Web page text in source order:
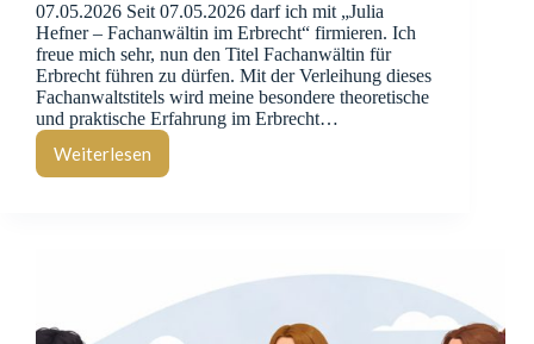
07.05.2026 Seit 07.05.2026 darf ich mit „Julia
Hefner – Fachanwältin im Erbrecht“ firmieren. Ich
freue mich sehr, nun den Titel Fachanwältin für
Erbrecht führen zu dürfen. Mit der Verleihung dieses
Fachanwaltstitels wird meine besondere theoretische
und praktische Erfahrung im Erbrecht…
WeiterlesenFachanwältin
im